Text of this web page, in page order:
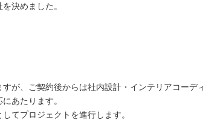
決めました。
が、ご契約後からは社内設計・インテリアコー
あたります。
てプロジェクトを進行します。